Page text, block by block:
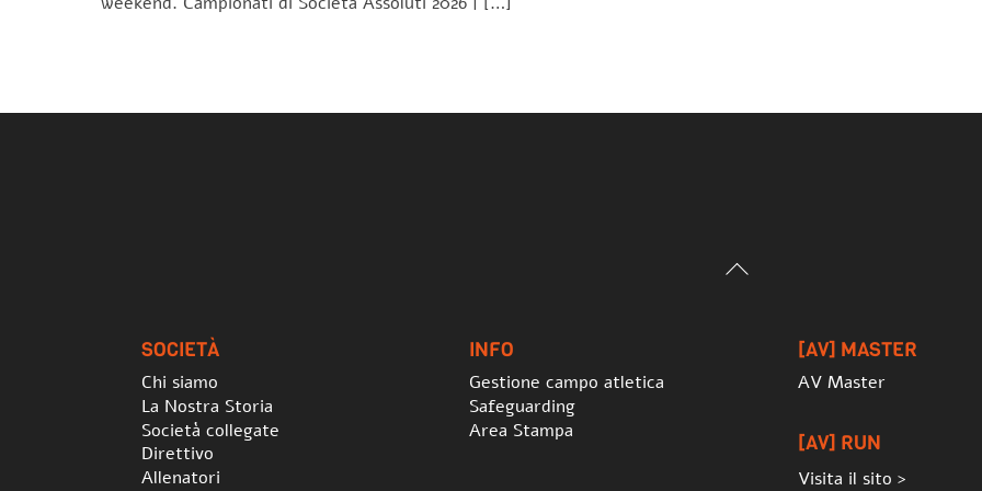
Back
SOCIETÀ
Chi siamo
La Nostra Storia
Società collegate
Direttivo
Allenatori
INFO
Gestione campo atletica
Safeguarding
Area Stampa
[AV] MASTER
AV Master
[AV] RUN
Visita il sito >